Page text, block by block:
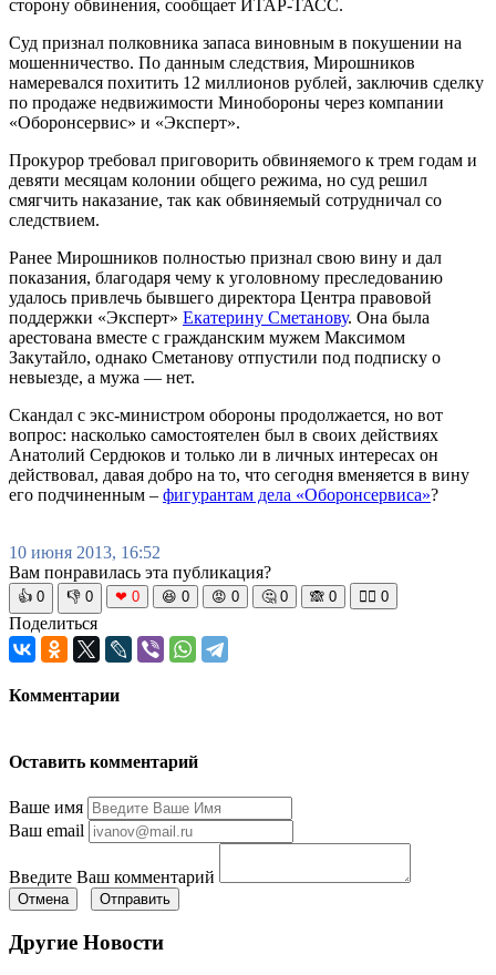
сторону обвинения, сообщает ИТАР-ТАСС.
Суд признал полковника запаса виновным в покушении на
мошенничество. По данным следствия, Мирошников
намеревался похитить 12 миллионов рублей, заключив сделку
по продаже недвижимости Минобороны через компании
«Оборонсервис» и «Эксперт».
Прокурор требовал приговорить обвиняемого к трем годам и
девяти месяцам колонии общего режима, но суд решил
смягчить наказание, так как обвиняемый сотрудничал со
следствием.
Ранее Мирошников полностью признал свою вину и дал
показания, благодаря чему к уголовному преследованию
удалось привлечь бывшего директора Центра правовой
поддержки «Эксперт» Екатерину Сметанову. Она была
арестована вместе с гражданским мужем Максимом
Закутайло, однако Сметанову отпустили под подписку о
невыезде, а мужа — нет.
Скандал с экс-министром обороны продолжается, но вот
вопрос: насколько самостоятелен был в своих действиях
Анатолий Сердюков и только ли в личных интересах он
действовал, давая добро на то, что сегодня вменяется в вину
его подчиненным – фигурантам дела «Оборонсервиса»?
10 июня 2013, 16:52
Вам понравилась эта публикация?
👍 0 👎 0 ❤ 0 😆 0 😡 0 🤔 0 🙈 0 🧘‍♀️ 0
Поделиться
Комментарии
Оставить комментарий
Ваше имя
Ваш email
Введите Ваш комментарий
Отмена Отправить
Другие Новости